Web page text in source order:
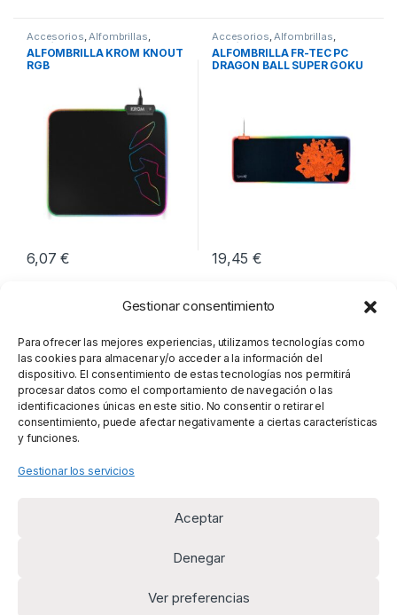
Gestionar consentimiento
Para ofrecer las mejores experiencias, utilizamos tecnologías como
las cookies para almacenar y/o acceder a la información del
dispositivo. El consentimiento de estas tecnologías nos permitirá
procesar datos como el comportamiento de navegación o las
identificaciones únicas en este sitio. No consentir o retirar el
consentimiento, puede afectar negativamente a ciertas características
y funciones.
Gestionar los servicios
Aceptar
Denegar
Ver preferencias
Accesorios,Alfombrillas,
Periféricos
ALFOMBRILLA KROM KNOUT
RGB
6,07€
Accesorios,Alfombrillas,
Periféricos
ALFOMBRILLA FR-TEC PC
DRAGON BALL SUPER GOKU
19,45€
¿Alguna duda? Llámanos